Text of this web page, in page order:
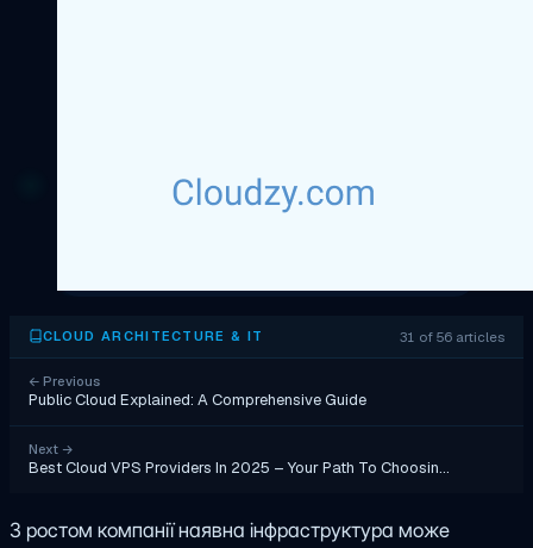
CLOUD ARCHITECTURE & IT 31 of 56 articles
← Previous
Public Cloud Explained: A Comprehensive Guide
Next →
Best Cloud VPS Providers In 2025 – Your Path To Choosin…
З ростом компанії наявна інфраструктура може